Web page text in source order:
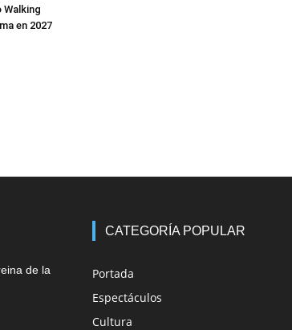
Walking
en 2027
de la
CATEGORÍA POPULAR
Portada
Espectáculos
Cultura